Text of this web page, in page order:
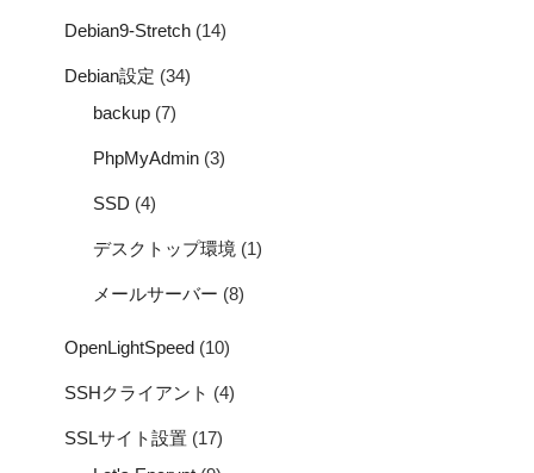
Debian9-Stretch (14)
Debian設定 (34)
backup (7)
PhpMyAdmin (3)
SSD (4)
デスクトップ環境 (1)
メールサーバー (8)
OpenLightSpeed (10)
SSHクライアント (4)
SSLサイト設置 (17)